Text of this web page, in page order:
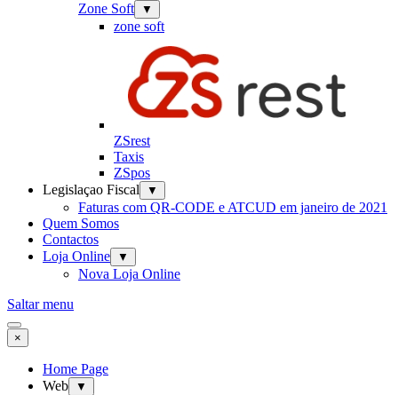
Zone Soft ▼
zone soft
ZSrest
Taxis
ZSpos
Legislaçao Fiscal
▼
Faturas com QR-CODE e ATCUD em janeiro de 2021
Quem Somos
Contactos
Loja Online
▼
Nova Loja Online
Saltar menu
×
Home Page
Web
▼